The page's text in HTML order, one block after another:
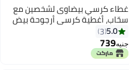
غطاء كرسي بيضاوى لشخصين مع
سحّاب، أغطية كرسي أرجوحة بيض
كبيرة من الخيزران المتين، غطاء
كرسي خارجي مقاوم للعوامل
الجوية وذو قدرة على التحمل،
5.0
3
جنيه739